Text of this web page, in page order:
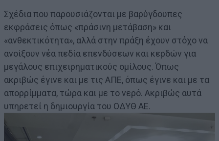
Σχέδια που παρουσιάζονται με βαρύγδουπες
εκφράσεις όπως «πράσινη μετάβαση» και
«ανθεκτικότητα», αλλά στην πράξη έχουν στόχο να
ανοίξουν νέα πεδία επενδύσεων και κερδών για
μεγάλους επιχειρηματικούς ομίλους. Όπως
ακριβώς έγινε και με τις ΑΠΕ, όπως έγινε και με τα
απορρίμματα, τώρα και με το νερό. Ακριβώς αυτά
υπηρετεί η δημιουργία του ΟΔΥΘ ΑΕ.